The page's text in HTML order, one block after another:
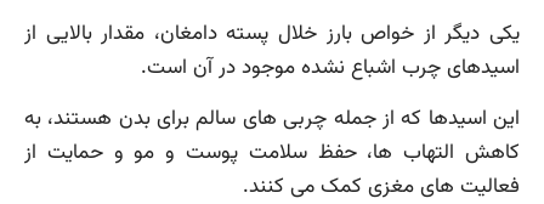
یکی دیگر از خواص بارز خلال پسته دامغان، مقدار بالایی از
اسیدهای چرب اشباع نشده موجود در آن است.
این اسیدها که از جمله چربی های سالم برای بدن هستند، به
کاهش التهاب ها، حفظ سلامت پوست و مو و حمایت از
فعالیت های مغزی کمک می کنند.